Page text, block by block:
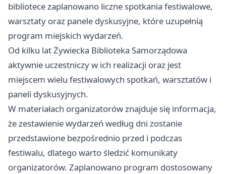
bibliotece zaplanowano liczne spotkania festiwalowe,
warsztaty oraz panele dyskusyjne, które uzupełnią
program miejskich wydarzeń.
Od kilku lat Żywiecka Biblioteka Samorządowa
aktywnie uczestniczy w ich realizacji oraz jest
miejscem wielu festiwalowych spotkań, warsztatów i
paneli dyskusyjnych.
W materiałach organizatorów znajduje się informacja,
że zestawienie wydarzeń według dni zostanie
przedstawione bezpośrednio przed i podczas
festiwalu, dlatego warto śledzić komunikaty
organizatorów. Zaplanowano program dostosowany